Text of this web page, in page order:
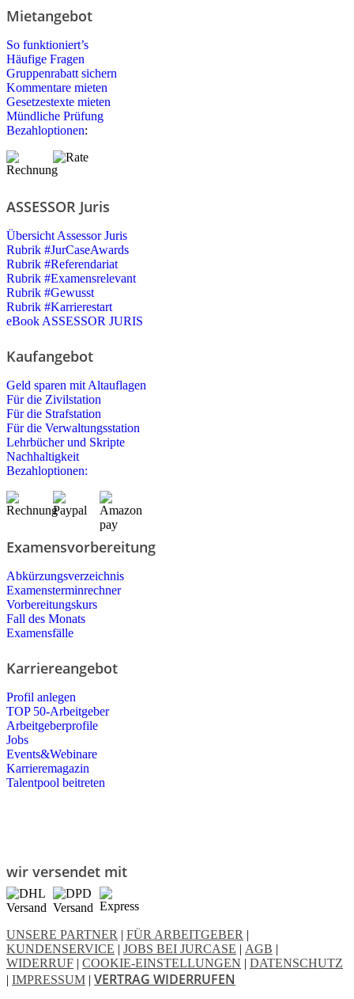
Mietangebot
So funktioniert’s
Häufige Fragen
Gruppenrabatt sichern
Kommentare mieten
Gesetzestexte mieten
Mündliche Prüfung
Bezahloptionen:
ASSESSOR Juris
Übersicht Assessor Juris
Rubrik #JurCaseAwards
Rubrik #Referendariat
Rubrik #Examensrelevant
Rubrik #Gewusst
Rubrik #Karrierestart
eBook ASSESSOR JURIS
Kaufangebot
Geld sparen mit Altauflagen
Für die Zivilstation
Für die Strafstation
Für die Verwaltungsstation
Lehrbücher und Skripte
Nachhaltigkeit
Bezahloptionen:
Examensvorbereitung
Abkürzungsverzeichnis
Examensterminrechner
Vorbereitungskurs
Fall des Monats
Examensfälle
Karriereangebot
Profil anlegen
TOP 50-Arbeitgeber
Arbeitgeberprofile
Jobs
Events&Webinare
Karrieremagazin
Talentpool beitreten
wir versendet mit
UNSERE PARTNER | FÜR ARBEITGEBER |
KUNDENSERVICE | JOBS BEI JURCASE | AGB |
WIDERRUF | COOKIE-EINSTELLUNGEN | DATENSCHUTZ
| IMPRESSUM | VERTRAG WIDERRUFEN